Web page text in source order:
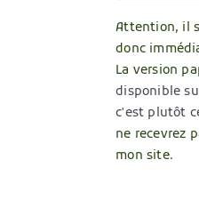
Attention, il
donc
La version
disponible
c'est plutôt
ne recevrez
mon site.